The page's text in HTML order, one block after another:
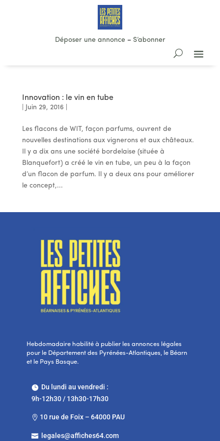
Déposer une annonce– S’abonner
Innovation : le vin en tube
Juin 29, 2016
Les flacons de WIT, façon parfums, ouvrent de
nouvelles destinations aux vignerons et aux châteaux.
Il y a dix ans une société bordelaise (située à
Blanquefort) a créé le vin en tube, un peu à la façon
d’un flacon de parfum. Il y a deux ans pour améliorer
le concept,...
Hebdomadaire habilité à publier les annonces légales
pour le Département des Pyrénées-Atlantiques, le Béarn
et le Pays Basque.
Du lundi au vendredi :
9h-12h30 / 13h30-17h30
 10 rue de Foix – 64000 PAU
 legales@affiches64.com